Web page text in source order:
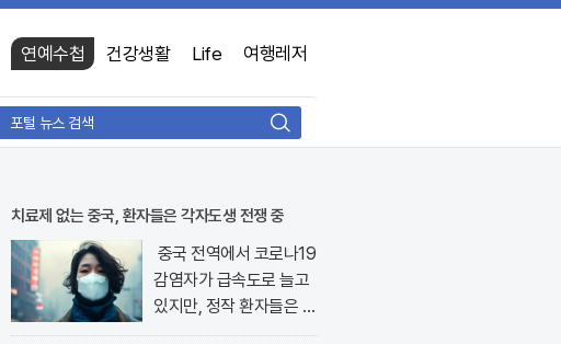
검
색
연예수첩 건강생활 Life 여행레저
치료제 없는 중국, 환자들은 각자도생 전쟁 중
중국 전역에서 코로나19
감염자가 급속도로 늘고
있지만, 정작 환자들은 생
명줄과 다름없는 치료제